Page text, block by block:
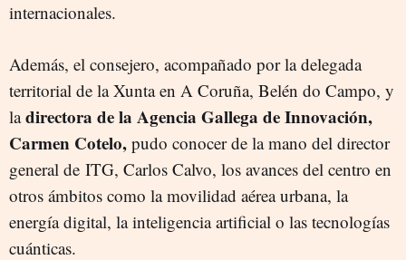
internacionales.
Además, el consejero, acompañado por la delegada
territorial de la Xunta en A Coruña, Belén do Campo, y
ladirectora de la Agencia Gallega de Innovación,
Carmen Cotelo, pudo conocer de la mano del director
general de ITG, Carlos Calvo, los avances del centro en
otros ámbitos como la movilidad aérea urbana, la
energía digital, la inteligencia artificial o las tecnologías
cuánticas.